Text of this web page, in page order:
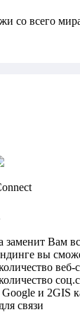
со всего
заменит Вам
вы
веб-
и 2GIS
связи